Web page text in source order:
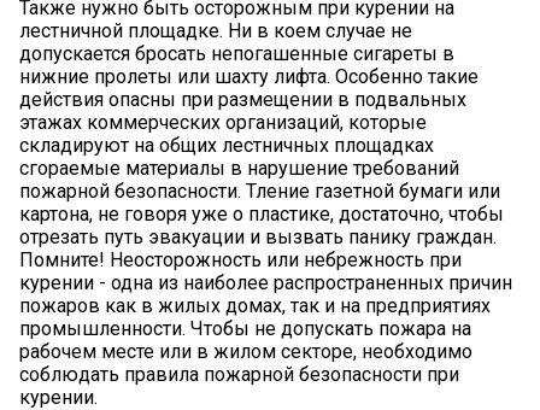
Также нужно быть осторожным при курении на
лестничной площадке. Ни в коем случае не
допускается бросать непогашенные сигареты в
нижние пролеты или шахту лифта. Особенно такие
действия опасны при размещении в подвальных
этажах коммерческих организаций, которые
складируют на общих лестничных площадках
сгораемые материалы в нарушение требований
пожарной безопасности. Тление газетной бумаги или
картона, не говоря уже о пластике, достаточно, чтобы
отрезать путь эвакуации и вызвать панику граждан.
Помните! Неосторожность или небрежность при
курении - одна из наиболее распространенных причин
пожаров как в жилых домах, так и на предприятиях
промышленности. Чтобы не допускать пожара на
рабочем месте или в жилом секторе, необходимо
соблюдать правила пожарной безопасности при
курении.